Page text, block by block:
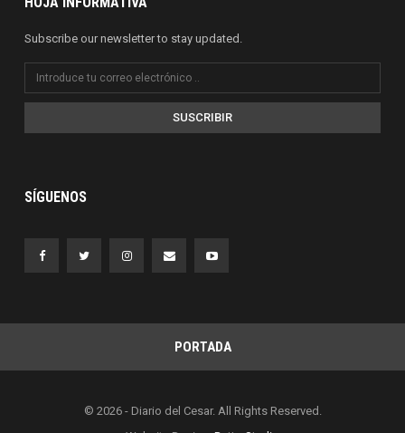
Subscribe our newsletter to stay updated.
SUSCRIBIR
SÍGUENOS
PORTADA
© 2026 - Diario del Cesar. All Rights Reserved.